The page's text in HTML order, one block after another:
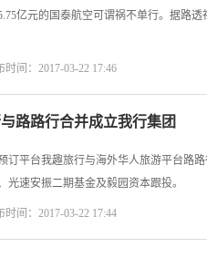
亿元的国泰航空可谓祸不单行。据路
间：2017-03-22 17:46
路路行合并成立我行集团
订平台我趣旅行与海外华人旅游平台路
光速安振二期基金及毅园资本跟投。
间：2017-03-22 17:44